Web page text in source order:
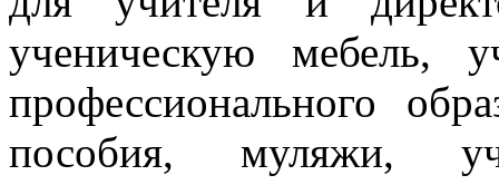
ученическую мебель,
профессионального
пособия, муляжи,